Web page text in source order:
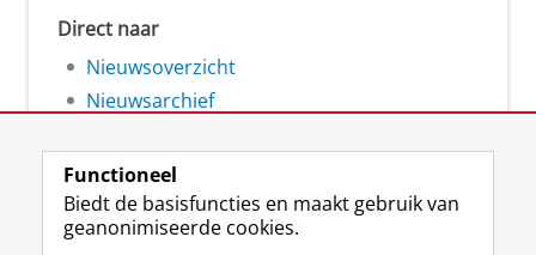
Direct naar
Nieuwsoverzicht
Nieuwsarchief
Functioneel
Biedt de basisfuncties en maakt gebruik van
geanonimiseerde cookies.